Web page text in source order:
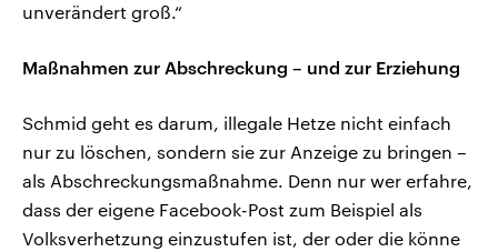
unverändert groß.“
Maßnahmen zur Abschreckung – und zur Erziehung
Schmid geht es darum, illegale Hetze nicht einfach
nur zu löschen, sondern sie zur Anzeige zu bringen –
als Abschreckungsmaßnahme. Denn nur wer erfahre,
dass der eigene Facebook-Post zum Beispiel als
Volksverhetzung einzustufen ist, der oder die könne